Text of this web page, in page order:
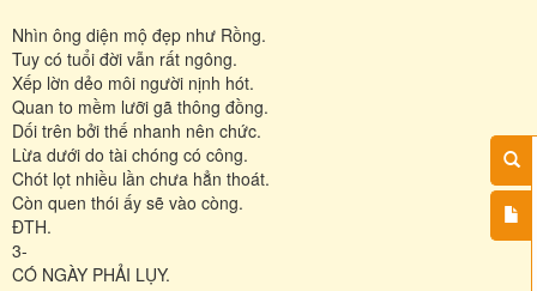
Nhìn ông diện mộ đẹp như Rồng.
Tuy có tuổi đời vẫn rất ngông.
Xếp lờn dẻo môi người nịnh hót.
Quan to mềm lưỡi gã thông đồng.
Dối trên bởi thế nhanh nên chức.
Lừa dưới do tài chóng có công.
Chót lọt nhiều lần chưa hẳn thoát.
Còn quen thói ấy sẽ vào còng.
ĐTH.
3-
CÓ NGÀY PHẢI LỤY.